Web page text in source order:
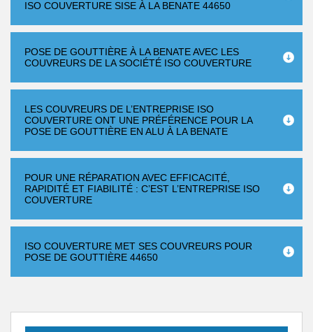
ISO COUVERTURE SISE À LA BENATE 44650
POSE DE GOUTTIÈRE À LA BENATE AVEC LES
COUVREURS DE LA SOCIÉTÉ ISO COUVERTURE
LES COUVREURS DE L’ENTREPRISE ISO
COUVERTURE ONT UNE PRÉFÉRENCE POUR LA
POSE DE GOUTTIÈRE EN ALU À LA BENATE
POUR UNE RÉPARATION AVEC EFFICACITÉ,
RAPIDITÉ ET FIABILITÉ : C’EST L’ENTREPRISE ISO
COUVERTURE
ISO COUVERTURE MET SES COUVREURS POUR
POSE DE GOUTTIÈRE 44650